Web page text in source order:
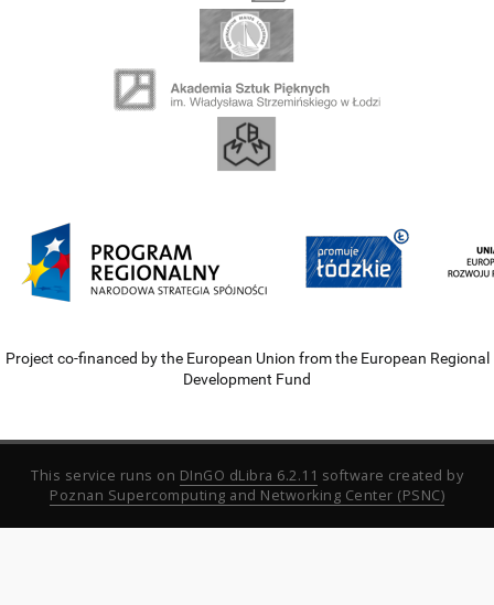
Project co-financed by the European Union from the European Regional
Development Fund
This service runs on DInGO dLibra 6.2.11 software created by
Poznan Supercomputing and Networking Center (PSNC)